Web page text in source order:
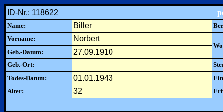
ID-Nr.: 118622
Name: Biller
Vorname:
Norbert
Geb.-Datum:
27.09.1910
Geb.-Ort:
Todes-Datum:
01.01.1943
Alter:
32